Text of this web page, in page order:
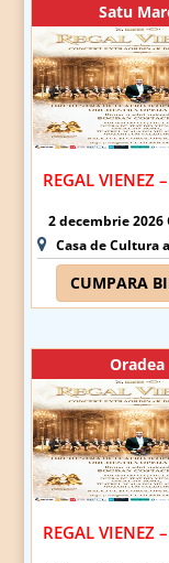
Satu
2 decembrie 2026
Casa de Cultura
CUMPARA
Oradea